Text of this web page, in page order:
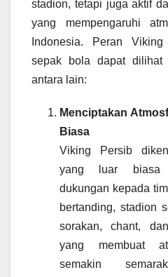
stadion, tetapi juga aktif
yang mempengaruhi
Indonesia. Peran
sepak bola dapat dilihat
antara lain:
Menciptakan
Biasa
Viking Persib
yang luar biasa
dukungan kepada
bertanding, stadion
sorakan, chant,
yang membuat
semakin